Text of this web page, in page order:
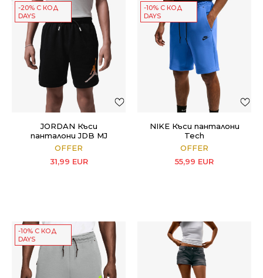
-20% С КОД
DAYS
JORDAN Къси
панталони JDB MJ
WORLD TOUR SHORT
OFFER
31,99 EUR
-10% С КОД
DAYS
NIKE Къси панталони
Tech
OFFER
55,99 EUR
-10% С КОД
DAYS